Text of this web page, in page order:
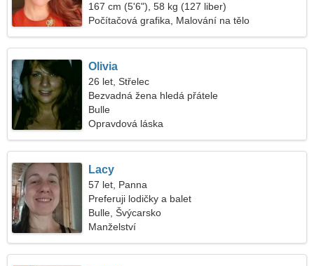
167 cm (5'6"), 58 kg (127 liber)
Počítačová grafika, Malování na tělo
Olivia
26 let, Střelec
Bezvadná žena hledá přátele
Bulle
Opravdová láska
Lacy
57 let, Panna
Preferuji lodičky a balet
Bulle, Švýcarsko
Manželství